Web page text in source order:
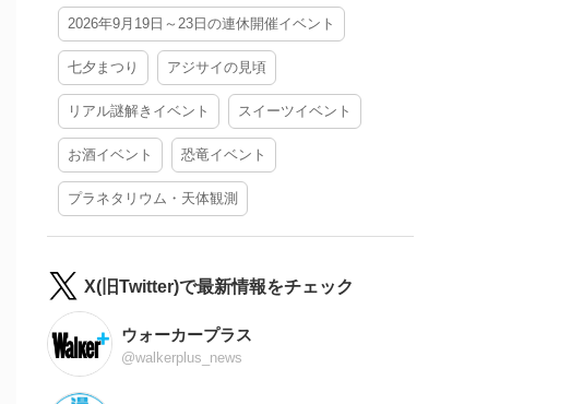
2026年9月19日～23日の連休開催イベント
七夕まつり アジサイの見頃
リアル謎解きイベント スイーツイベント
お酒イベント 恐竜イベント
プラネタリウム・天体観測
X(旧Twitter)で最新情報をチェック
ウォーカープラス
@walkerplus_news